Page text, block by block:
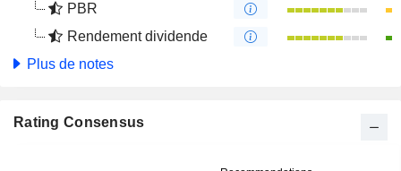
PBR
Rendement dividende
Plus de notes
Rating Consensus